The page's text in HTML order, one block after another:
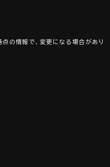
報で、変更になる場合があり